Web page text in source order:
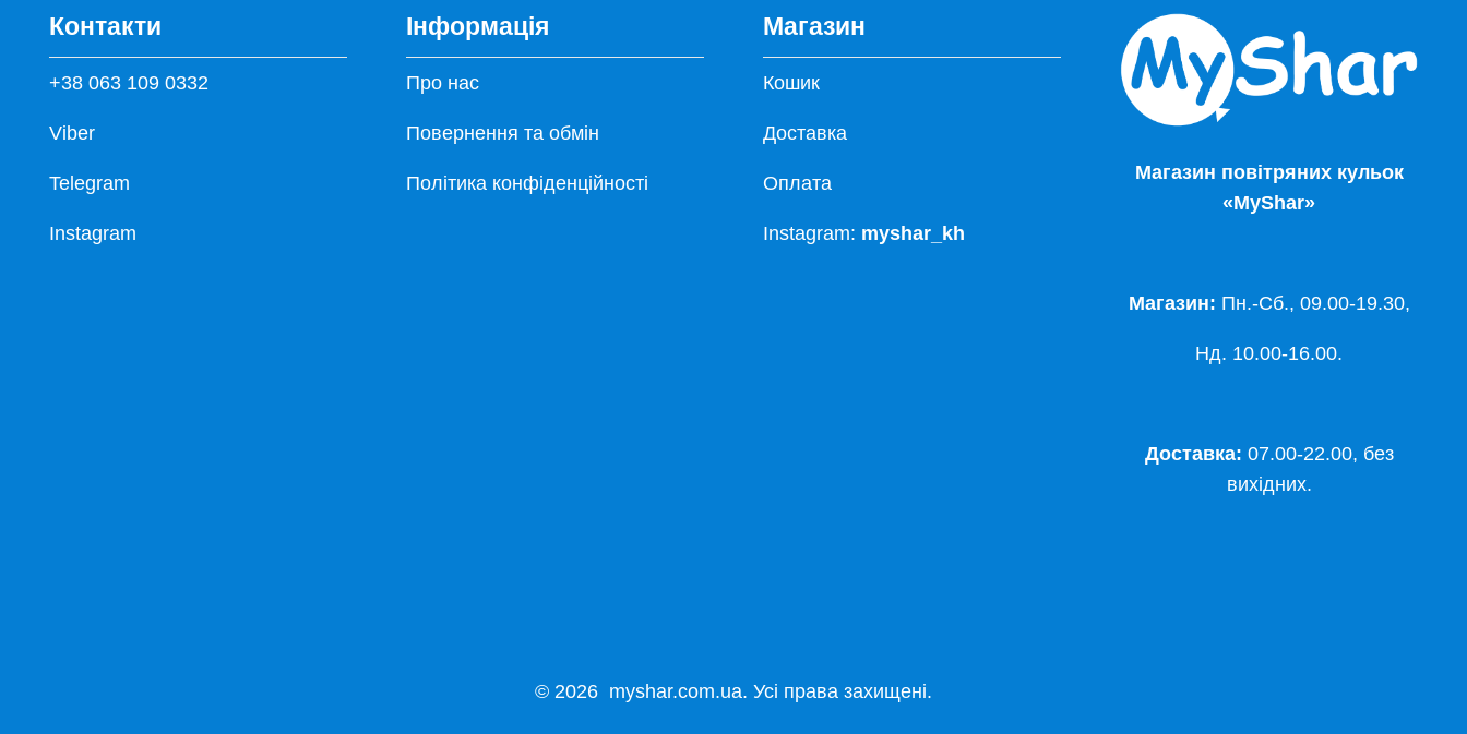
Контакти
+38 063 109 0332
Viber
Telegram
Instagram
Інформація
Про нас
Повернення та обмін
Політика конфіденційності
Магазин
Кошик
Доставка
Оплата
Instagram: myshar_kh
Магазин повітряних кульок
«MyShar»
Магазин: Пн.-Сб., 09.00-19.30,
Нд. 10.00-16.00.
Доставка: 07.00-22.00, без
вихідних.
© 2026 myshar.com.ua. Усі права захищені.